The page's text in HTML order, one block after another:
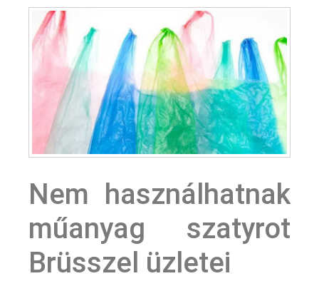
Nem használhatnak
műanyag szatyrot
Brüsszel üzletei